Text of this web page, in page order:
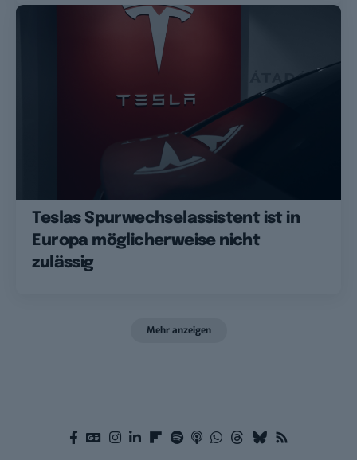
Teslas Spurwechselassistent ist in
Europa möglicherweise nicht
zulässig
Mehr anzeigen